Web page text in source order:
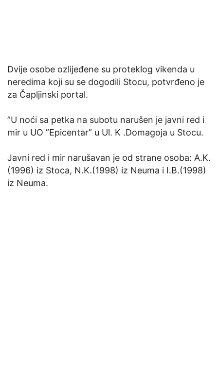
Dvije osobe ozlijeđene su proteklog vikenda u
neredima koji su se dogodili Stocu, potvrđeno je
za Čapljinski portal.
”U noći sa petka na subotu narušen je javni red i
mir u UO ”Epicentar” u Ul. K .Domagoja u Stocu.
Javni red i mir narušavan je od strane osoba: A.K.
(1996) iz Stoca, N.K.(1998) iz Neuma i I.B.(1998)
iz Neuma.